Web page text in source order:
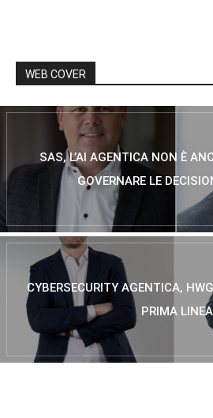
WEB COVER
SAS, L’AI AGENTICA NON È
GOVERNARE LE
CYBERSECURITY AGENTICA,
PRIMA LINEA